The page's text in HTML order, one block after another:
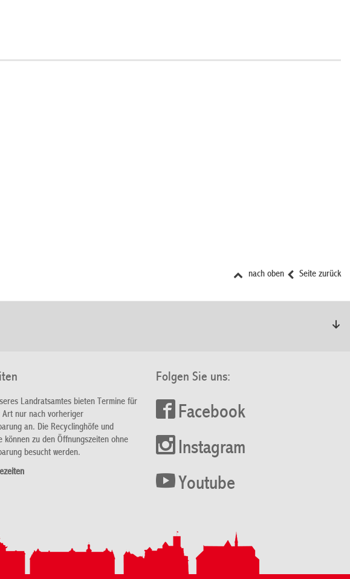
Seite zurück
nach oben
Landratsamtes bieten Termine für
Art nur nach vorheriger
an. Die Recyclinghöfe und
können zu den Öffnungszeiten ohne
besucht werden.
Folgen Sie uns:
Facebook
Instagram
Youtube